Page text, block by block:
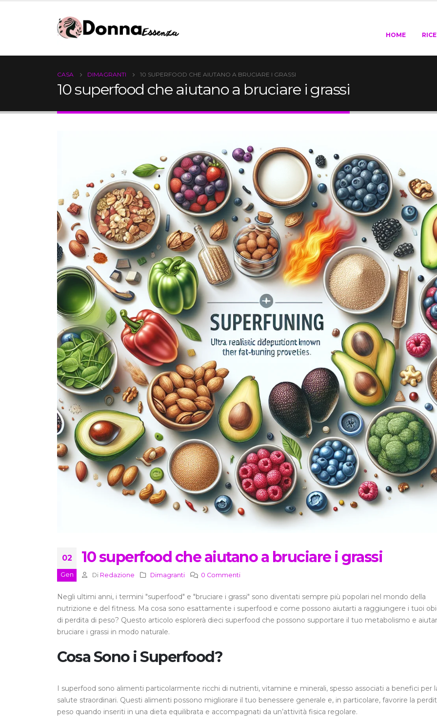
HOME
CASA DIMAGRANTI 10 SUPERFOOD CHE AIUTANO A BRUCIARE I GRASSI
10 superfood che aiutano a bruciare i grassi
02
Gen
10 superfood che aiutano a bruciare i grassi
Di Redazione Dimagranti 0 Commenti
Negli ultimi anni, i termini "superfood" e "bruciare i grassi" sono diventati sempre più popolari nel mondo della
nutrizione e del fitness. Ma cosa sono esattamente i superfood e come possono aiutarti a raggiungere i tuoi
di perdita di peso? Questo articolo esplorerà dieci superfood che possono supportare il tuo metabolismo e
bruciare i grassi in modo naturale.
Cosa Sono i Superfood?
I superfood sono alimenti particolarmente ricchi di nutrienti, vitamine e minerali, spesso associati a benefici per
salute straordinari. Questi alimenti possono migliorare il tuo benessere generale e, in particolare, favorire la
peso quando inseriti in una dieta equilibrata e accompagnati da un’attività fisica regolare.